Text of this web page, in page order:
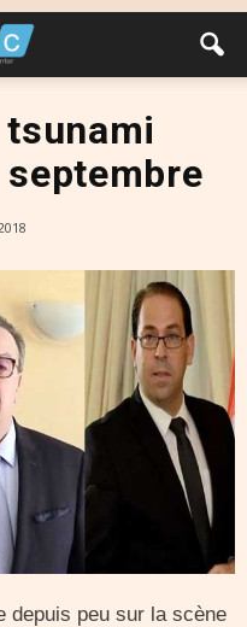
tsunami
depuis peu sur la scène